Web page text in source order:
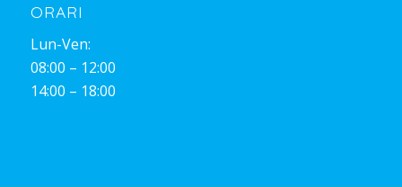
ORARI
Lun-Ven:
08:00 – 12:00
14:00 – 18:00